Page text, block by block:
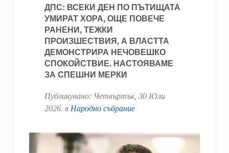
ДПС: ВСЕКИ ДЕН ПО ПЪТИЩАТА
УМИРАТ ХОРА, ОЩЕ ПОВЕЧЕ
РАНЕНИ, ТЕЖКИ
ПРОИЗШЕСТВИЯ, А ВЛАСТТА
ДЕМОНСТРИРА НЕЧОВЕШКО
СПОКОЙСТВИЕ. НАСТОЯВАМЕ
ЗА СПЕШНИ МЕРКИ
Публикувано: Четвъртък, 30 Юли
2026. в Народно събрание